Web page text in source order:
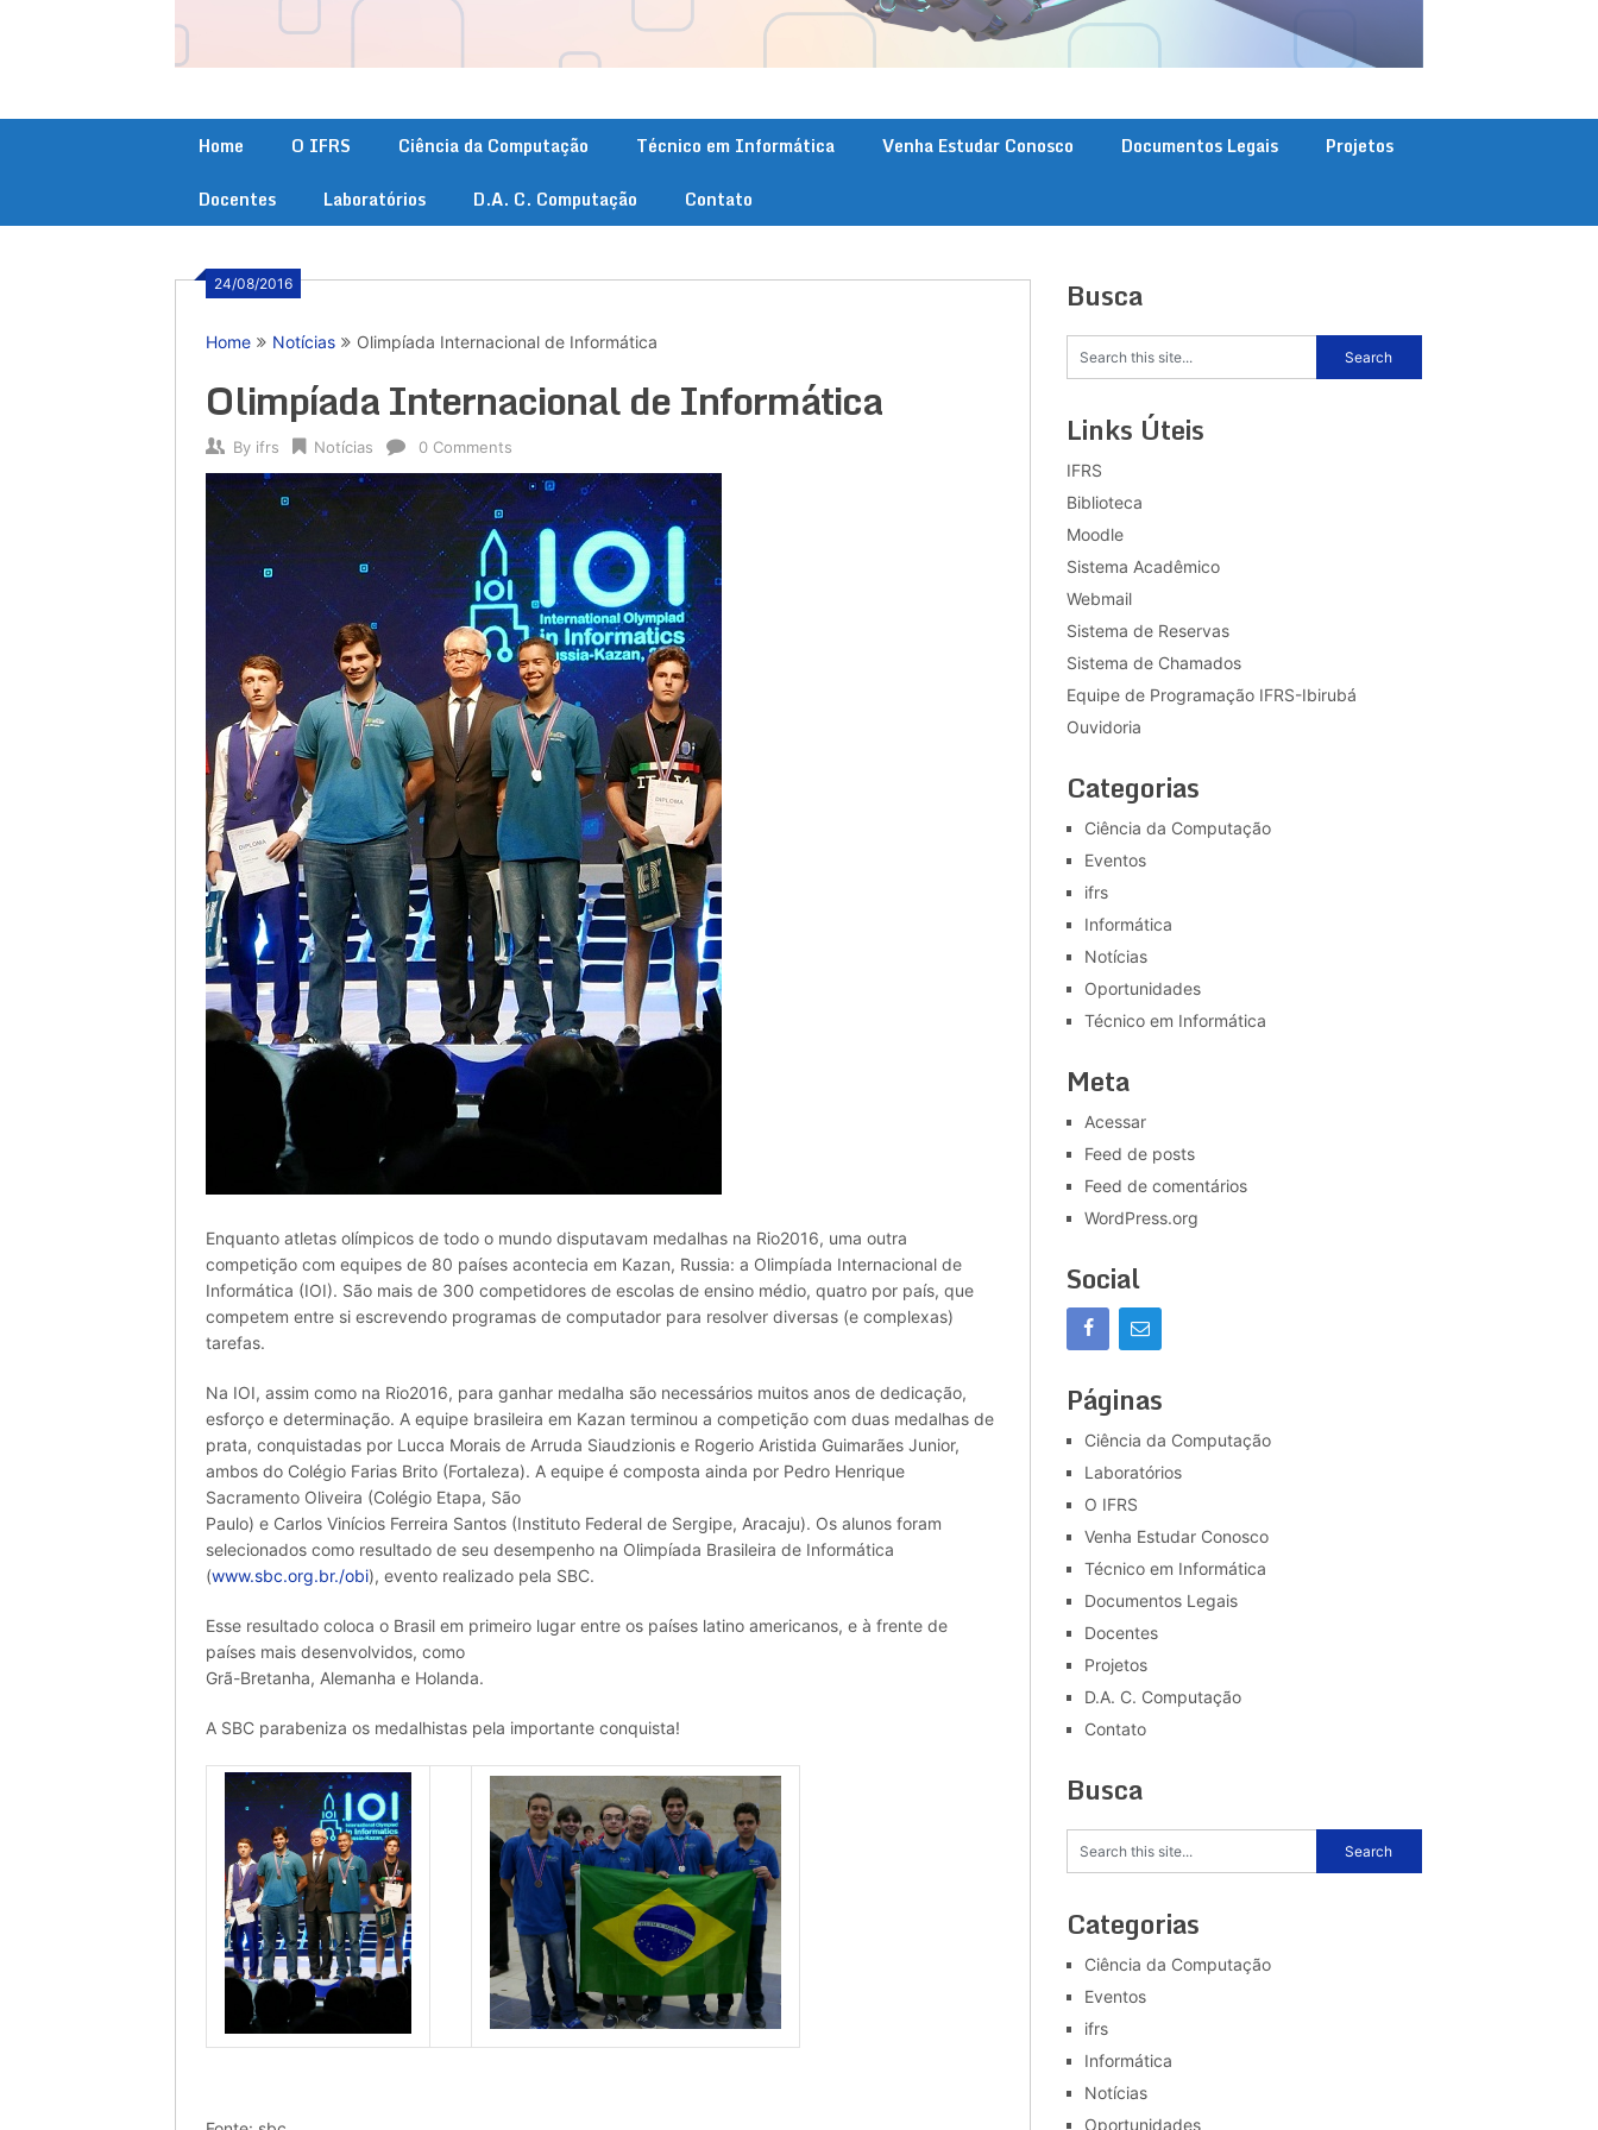
Home O IFRS Ciência da Computação Técnico em Informática Venha Estudar Conosco Documentos Legais
Projetos
Docentes
Laboratórios D.A. C. Computação Contato
24/08/2016
Home Notícias Olimpíada Internacional de Informática
Olimpíada Internacional de Informática
By ifrs Notícias 0 Comments
Enquanto atletas olímpicos de todo o mundo disputavam medalhas na Rio2016, uma outra
competição com equipes de 80 países acontecia em Kazan, Russia: a Olimpíada Internacional de
Informática (IOI). São mais de 300 competidores de escolas de ensino médio, quatro por país, que
competem entre si escrevendo programas de computador para resolver diversas (e complexas)
tarefas.
Na IOI, assim como na Rio2016, para ganhar medalha são necessários muitos anos de dedicação,
esforço e determinação. A equipe brasileira em Kazan terminou a competição com duas medalhas de
prata, conquistadas por Lucca Morais de Arruda Siaudzionis e Rogerio Aristida Guimarães Junior,
ambos do Colégio Farias Brito (Fortaleza). A equipe é composta ainda por Pedro Henrique
Sacramento Oliveira (Colégio Etapa, São
Paulo) e Carlos Vinícios Ferreira Santos (Instituto Federal de Sergipe, Aracaju). Os alunos foram
selecionados como resultado de seu desempenho na Olimpíada Brasileira de Informática
(www.sbc.org.br./obi), evento realizado pela SBC.
Esse resultado coloca o Brasil em primeiro lugar entre os países latino americanos, e à frente de
países mais desenvolvidos, como
Grã-Bretanha, Alemanha e Holanda.
A SBC parabeniza os medalhistas pela importante conquista!
Busca
Links Úteis
IFRS
Biblioteca
Moodle
Sistema Acadêmico
Webmail
Sistema de Reservas
Sistema de Chamados
Equipe de Programação IFRS-Ibirubá
Ouvidoria
Categorias
Ciência da Computação
Eventos
ifrs
Informática
Notícias
Oportunidades
Técnico em Informática
Meta
Acessar
Feed de posts
Feed de comentários
WordPress.org
Social
Páginas
Ciência da Computação
Laboratórios
O IFRS
Venha Estudar Conosco
Técnico em Informática
Documentos Legais
Docentes
Projetos
D.A. C. Computação
Contato
Busca
Categorias
Ciência da Computação
Eventos
ifrs
Informática
Notícias
Oportunidades